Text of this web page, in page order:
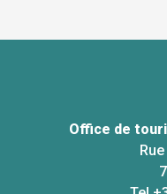
Office de